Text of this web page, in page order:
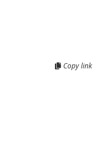
Copy link